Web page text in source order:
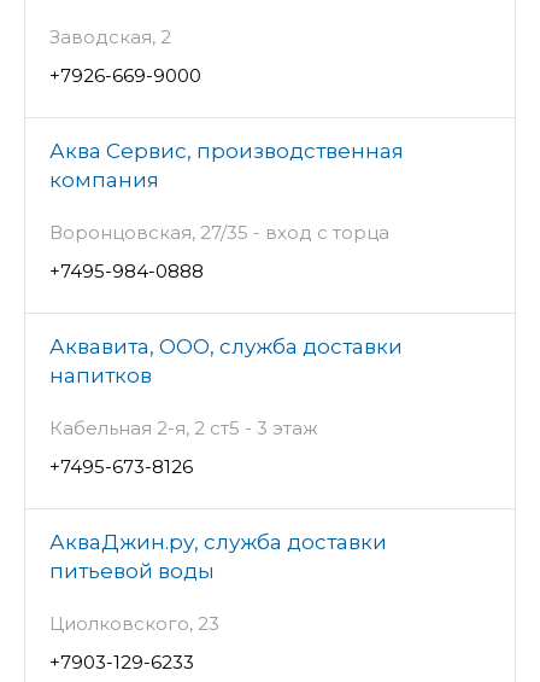
Заводская, 2
+7926-669-9000
Аква Сервис, производственная
компания
Воронцовская, 27/35 - вход с торца
+7495-984-0888
Аквавита, ООО, служба доставки
напитков
Кабельная 2-я, 2 ст5 - 3 этаж
+7495-673-8126
АкваДжин.ру, служба доставки
питьевой воды
Циолковского, 23
+7903-129-6233